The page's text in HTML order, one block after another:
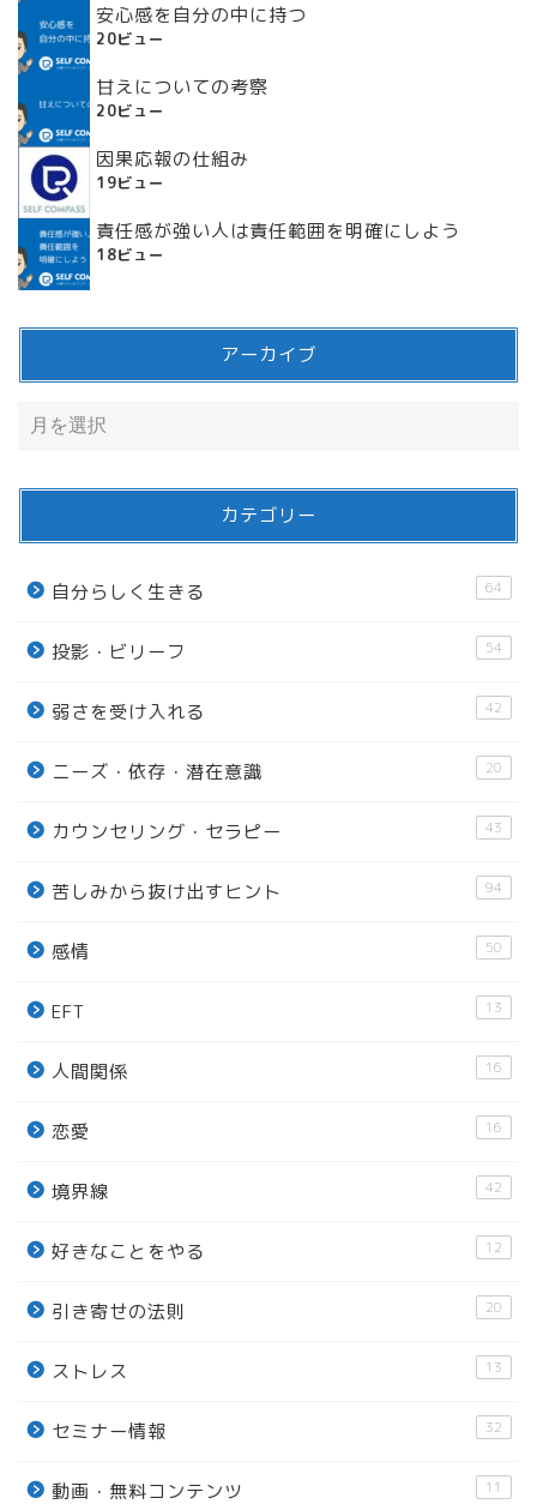
安心感を自分の中に持つ
20ビュー
甘えについての考察
20ビュー
因果応報の仕組み
19ビュー
責任感が強い人は責任範囲を明確にしよう
18ビュー
アーカイブ
カテゴリー
自分らしく生きる 64
投影・ビリーフ 54
弱さを受け入れる 42
ニーズ・依存・潜在意識 20
カウンセリング・セラピー 43
苦しみから抜け出すヒント 94
感情 50
EFT 13
人間関係 16
恋愛 16
境界線 42
好きなことをやる 12
引き寄せの法則 20
ストレス 13
セミナー情報 32
動画・無料コンテンツ 11